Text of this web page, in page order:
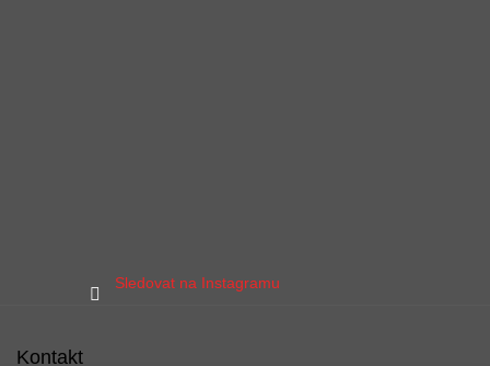
Sledovat na Instagramu
Kontakt